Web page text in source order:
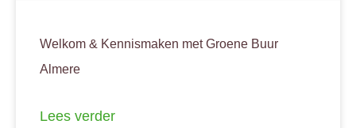
Welkom & Kennismaken met Groene Buur
Almere
Lees verder